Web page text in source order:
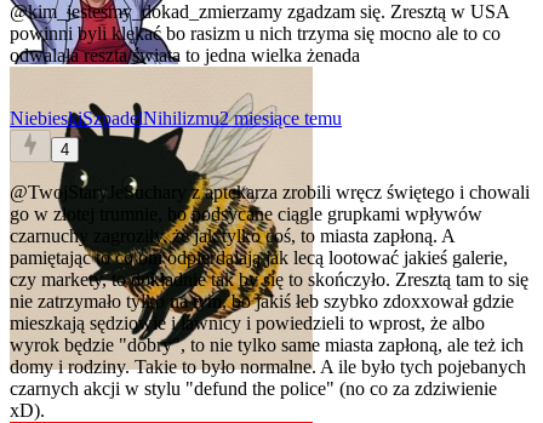
@kim_jestesmy_dokad_zmierzamy zgadzam się. Zresztą w USA
powinni byli klękać bo rasizm u nich trzyma się mocno ale to co
odwalała reszta świata to jedna wielka żenada
NiebieskiSzpadelNihilizmu2 miesiące temu
4
@TwojStaryJeSuchary
z aptekarza zrobili wręcz świętego i chowali
go w złotej trumnie, bo podsycane ciągle grupkami wpływów
czarnuchy zagroziły, że jak tylko coś, to miasta zapłoną. A
pamiętając to co oni odpierdalają jak lecą lootować jakieś galerie,
czy markety, to dokładnie tak by się to skończyło. Zresztą tam to się
nie zatrzymało tylko na tym, bo jakiś łeb szybko zdoxxował gdzie
mieszkają sędziowie i ławnicy i powiedzieli to wprost, że albo
wyrok będzie "dobry", to nie tylko same miasta zapłoną, ale też ich
domy i rodziny. Takie to było normalne. A ile było tych pojebanych
czarnych akcji w stylu "defund the police" (no co za zdziwienie
xD).